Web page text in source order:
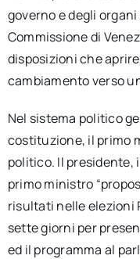
governo e degli
Commissione di
disposizioni che
cambiamento verso
Nel sistema politico
costituzione, il primo
politico. Il
primo ministro
risultati nelle elezioni
sette giorni per
ed il programma al